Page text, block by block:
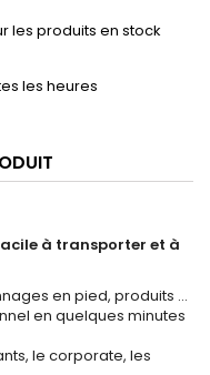
les produits en stock
les heures
à transporter et à
en pied, produits …
en quelques minutes
le corporate, les